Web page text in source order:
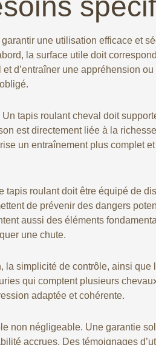
une utilisation efficace et
la surface utile doit
d’entraîner une appréhension
tapis roulant cheval doit
est directement liée à la
un entraînement plus complet
roulant doit être équipé de
de prévenir des dangers
aussi des éléments
une chute.
la simplicité de contrôle, ainsi
qui comptent plusieurs
adaptée et cohérente.
non négligeable. Une garantie
accrues. Des témoignages